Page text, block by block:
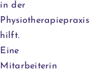
in der
Physiotherapiepraxis
hilft.
Eine
Mitarbeiterin